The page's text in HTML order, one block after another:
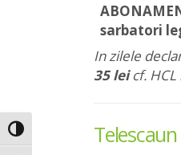
Toggle High Contrast
sarbatori
In zilele
35 leicf.